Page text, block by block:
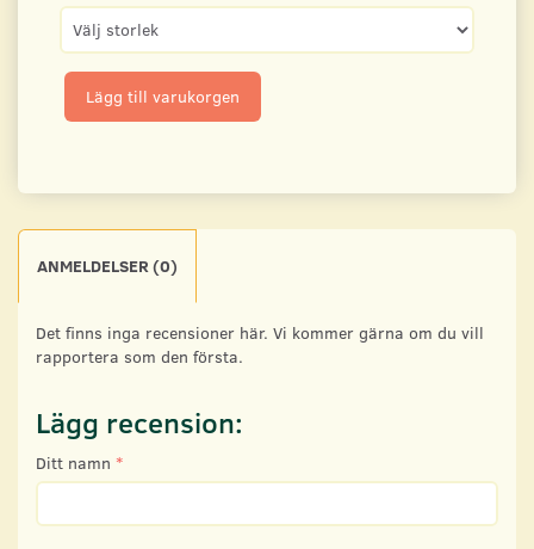
Lägg till varukorgen
ANMELDELSER (0)
Det finns inga recensioner här. Vi kommer gärna om du vill
rapportera som den första.
Lägg recension:
Ditt namn